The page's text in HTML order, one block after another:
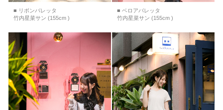
■ リボンバレッタ
竹内星菜サン (155cm )
■ ベロアバレッタ
竹内星菜サン (155cm )